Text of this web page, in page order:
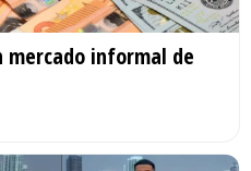
mercado informal de